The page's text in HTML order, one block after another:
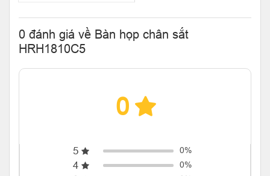
0 đánh giá về Bàn họp chân sắt
HRH1810C5
0
5 0%
4 0%